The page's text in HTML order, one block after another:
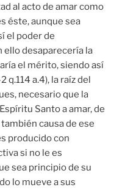
al acto de amar como
éste, aunque sea
el poder de
ello desaparecería la
el mérito, siendo así
q.114 a.4), la raíz del
necesario que la
Santo a amar, de
causa de ese
producido con
si no le es
sea principio de su
lo mueve a sus